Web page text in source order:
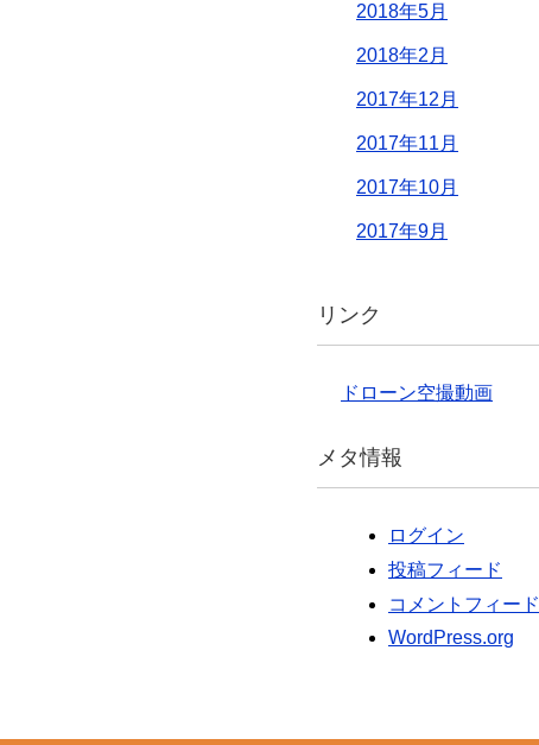
2018年5月
2018年2月
2017年12月
2017年11月
2017年10月
2017年9月
リンク
ドローン空撮動画
メタ情報
ログイン
投稿フィード
コメントフィード
WordPress.org